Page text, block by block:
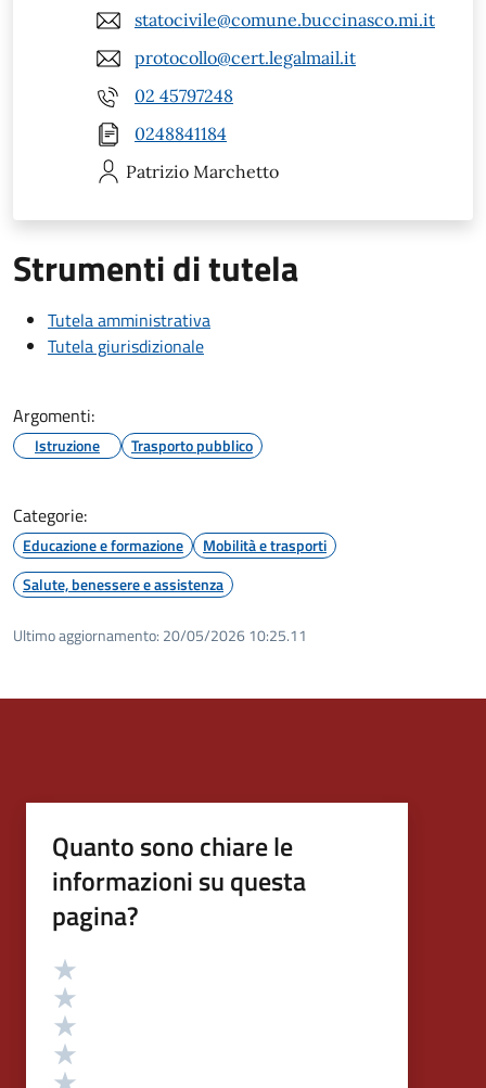
statocivile@comune.buccinasco.mi.it
protocollo@cert.legalmail.it
02 45797248
0248841184
Patrizio Marchetto
Strumenti di tutela
Tutela amministrativa
Tutela giurisdizionale
Argomenti:
Istruzione Trasporto pubblico
Categorie:
Educazione e formazione
Mobilità e trasporti
Salute, benessere e assistenza
Ultimo aggiornamento: 20/05/2026 10:25.11
Quanto sono chiare le
informazioni su questa
pagina?
Valutazione